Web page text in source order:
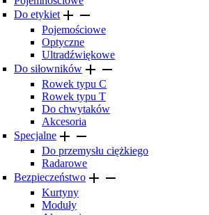
Do etykiet 
Pojemościowe
Optyczne
Ultradźwiękowe
Do siłowników  
Rowek typu C
Rowek typu T
Do chwytaków
Akcesoria
Specjalne  
Do przemysłu ciężkiego
Radarowe
Bezpieczeństwo  
Kurtyny
Moduły